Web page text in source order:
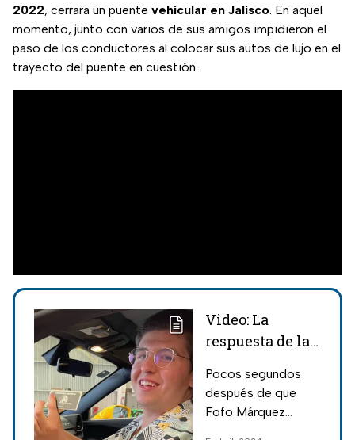
2022, cerrara un puente vehicular en Jalisco. En aquel
momento, junto con varios de sus amigos impidieron el
paso de los conductores al colocar sus autos de lujo en el
trayecto del puente en cuestión.
Video: La
respuesta de la
por Fofo
Márquez
Pocos segundos
después de que
Fofo Márquez